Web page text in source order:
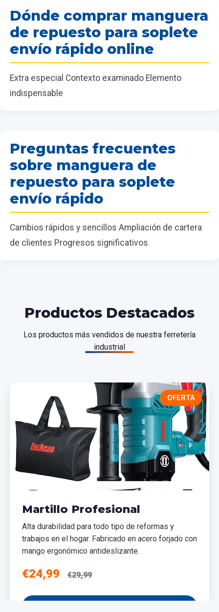
Dónde comprar manguera
de repuesto para soplete
envío rápido online
Extra especial Contexto examinado Elemento
indispensable
Preguntas frecuentes
sobre manguera de
repuesto para soplete
envío rápido
Cambios rápidos y sencillos Ampliación de cartera
de clientes Progresos significativos
Productos Destacados
Los productos más vendidos de nuestra ferretería
industrial
OFERTA
Martillo Profesional
Alta durabilidad para todo tipo de reformas y
trabajos en el hogar. Fabricado en acero forjado con
mango ergonómico antideslizante.
€24,99 €29,99